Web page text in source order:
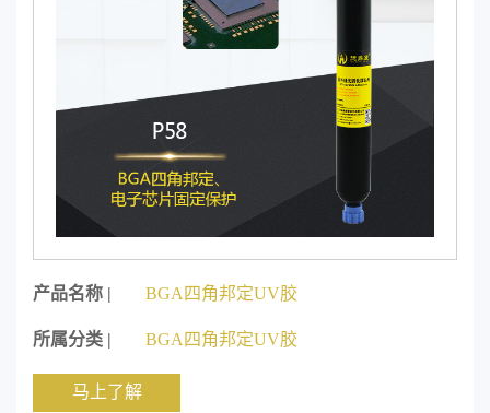
产品名称 | BGA四角邦定UV胶
所属分类 | BGA四角邦定UV胶
马上了解